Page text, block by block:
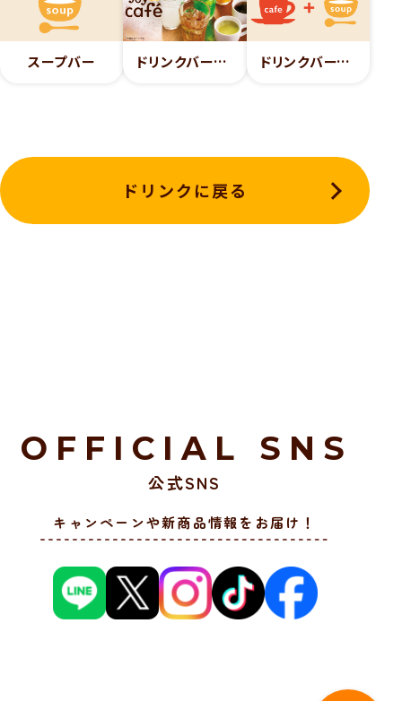
スープバー ドリンクバージョイカフェ ドリンクバージョイカフェ＋スープバーセット
ドリンクに戻る
OFFICIAL SNS
公式SNS
キャンペーンや新商品情報をお届け！